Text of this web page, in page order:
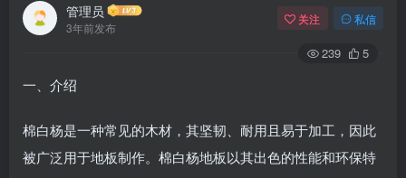
管理员
3年前发布
关注 私信
239 5
一、介绍
棉白杨是一种常见的木材，其坚韧、耐用且易于加工，因此
被广泛用于地板制作。棉白杨地板以其出色的性能和环保特